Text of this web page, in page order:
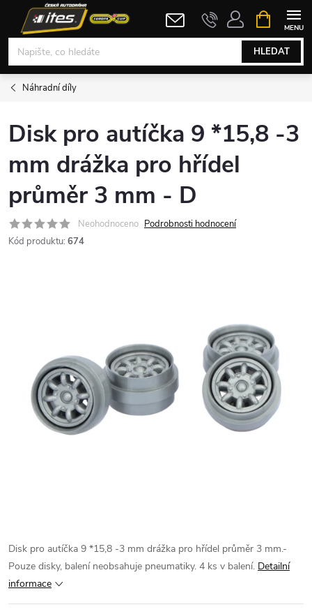
obsah
HLEDAT
NÁKUPNÍ
KOŠÍK
Náhradní díly
Disk pro autíčka 9 *15,8 -3
mm drážka pro hřídel
průměr 3 mm - D
Neohodnoceno Podrobnosti hodnocení
Kód produktu: 674
Disk pro autíčka 9 *15,8 -3 mm drážka pro hřídel průměr 3 mm.-
Pouze disky, balení neobsahuje pneumatiky. 4 ks v balení. Detailní
informace